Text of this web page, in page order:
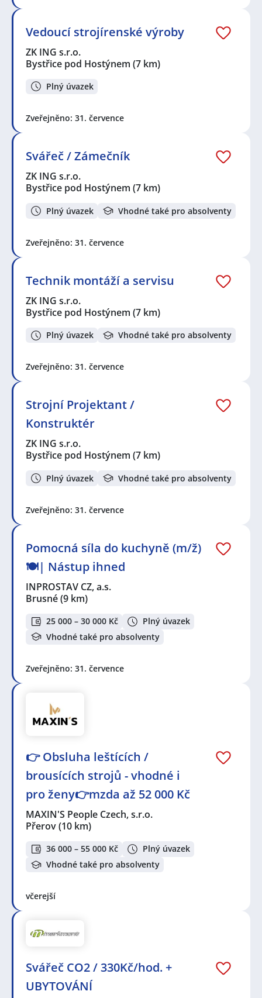
Vedoucí strojírenské výroby
ZK ING s.r.o.
Bystřice pod Hostýnem (7 km)
Plný úvazek
Zveřejněno: 31. července
Svářeč / Zámečník
ZK ING s.r.o.
Bystřice pod Hostýnem (7 km)
Plný úvazek Vhodné také pro absolventy
Zveřejněno: 31. července
Technik montáží a servisu
ZK ING s.r.o.
Bystřice pod Hostýnem (7 km)
Plný úvazek Vhodné také pro absolventy
Zveřejněno: 31. července
Strojní Projektant /
Konstruktér
ZK ING s.r.o.
Bystřice pod Hostýnem (7 km)
Plný úvazek Vhodné také pro absolventy
Zveřejněno: 31. července
Pomocná síla do kuchyně (m/ž)
🍽️| Nástup ihned
INPROSTAV CZ, a.s.
Brusné(9 km)
25 000 – 30 000 Kč
Plný úvazek
Vhodné také pro absolventy
Zveřejněno: 31. července
👉 Obsluha leštících /
brousících strojů - vhodné i
pro ženy👉mzda až 52 000 Kč
MAXIN'S People Czech, s.r.o.
Přerov(10 km)
36 000 – 55 000 Kč
Plný úvazek
Vhodné také pro absolventy
včerejší
Svářeč CO2 / 330Kč/hod. +
UBYTOVÁNÍ